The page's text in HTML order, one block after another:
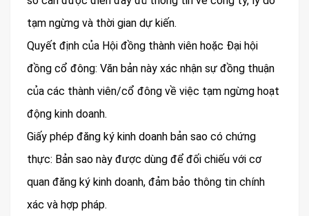
tạm ngừng và thời gian dự kiến.
Quyết định của Hội đồng thành viên hoặc Đại hội
đồng cổ đông: Văn bản này xác nhận sự đồng thuận
của các thành viên/cổ đông về việc tạm ngừng hoạt
động kinh doanh.
Giấy phép đăng ký kinh doanh bản sao có chứng
thực: Bản sao này được dùng để đối chiếu với cơ
quan đăng ký kinh doanh, đảm bảo thông tin chính
xác và hợp pháp.